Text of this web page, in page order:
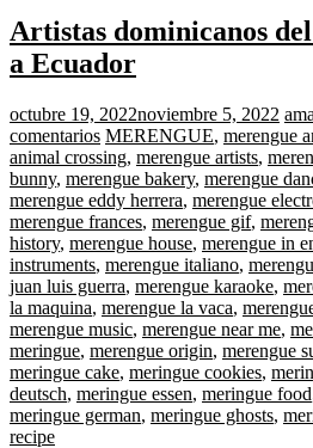
Artistas dominicanos
a Ecuador
octubre 19, 2022noviembre 5, 2022
comentarios MERENGUE, merengue
animal crossing, merengue artists,
bunny, merengue bakery, merengue
merengue eddy herrera, merengue
merengue frances, merengue gif,
history, merengue house, merengue in
instruments, merengue italiano,
juan luis guerra, merengue karaoke,
la maquina, merengue la vaca,
merengue music, merengue near me,
meringue, merengue origin, merengue
meringue cake, meringue cookies,
deutsch, meringue essen, meringue food
meringue german, meringue ghosts,
recipe